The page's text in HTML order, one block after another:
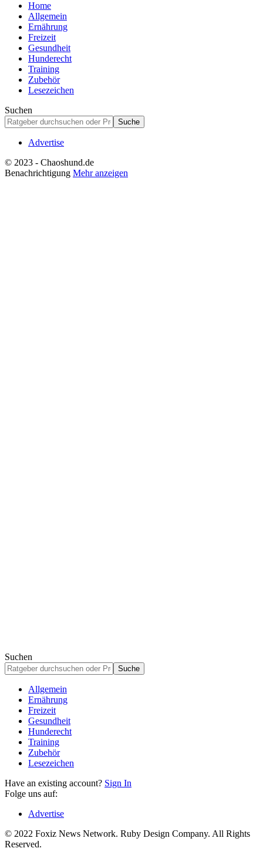
Home
Allgemein
Ernährung
Freizeit
Gesundheit
Hunderecht
Training
Zubehör
Lesezeichen
Suchen
Advertise
© 2023 - Chaoshund.de
Benachrichtigung Mehr anzeigen
Suchen
Allgemein
Ernährung
Freizeit
Gesundheit
Hunderecht
Training
Zubehör
Lesezeichen
Have an existing account? Sign In
Folge uns auf:
Advertise
© 2022 Foxiz News Network. Ruby Design Company. All Rights
Reserved.